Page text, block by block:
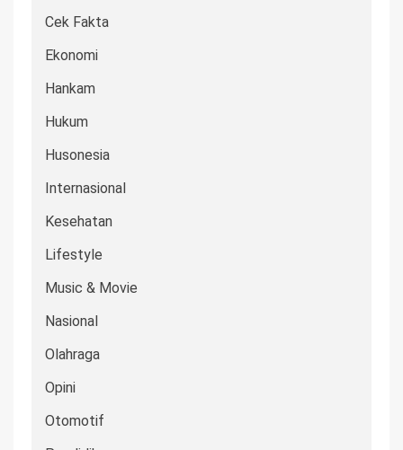
Cek Fakta
Ekonomi
Hankam
Hukum
Husonesia
Internasional
Kesehatan
Lifestyle
Music & Movie
Nasional
Olahraga
Opini
Otomotif